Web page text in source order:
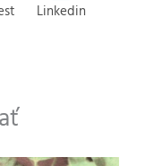
Linkedin